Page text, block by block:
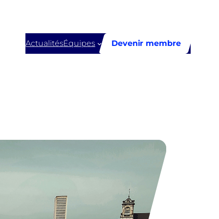
ActualitésÉquipes Devenir membre